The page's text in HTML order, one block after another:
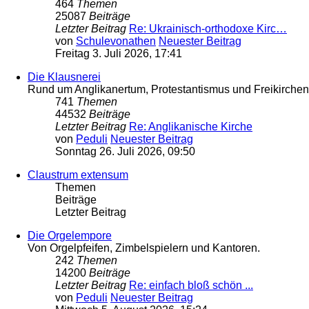
464 Themen
25087 Beiträge
Letzter Beitrag Re: Ukrainisch-orthodoxe Kirc…
von Schulevonathen Neuester Beitrag
Freitag 3. Juli 2026, 17:41
Die Klausnerei
Rund um Anglikanertum, Protestantismus und
741 Themen
44532 Beiträge
Letzter Beitrag Re: Anglikanische Kirche
von Peduli Neuester Beitrag
Sonntag 26. Juli 2026, 09:50
Claustrum extensum
Themen
Beiträge
Letzter Beitrag
Die Orgelempore
Von Orgelpfeifen, Zimbelspielern und Kantoren.
242 Themen
14200 Beiträge
Letzter Beitrag Re: einfach bloß schön ...
von Peduli Neuester Beitrag